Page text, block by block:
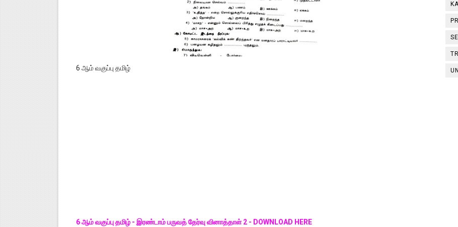
6 ஆம் வகுப்பு தமிழ்
6 ஆம் வகுப்பு தமிழ் - இரண்டாம் பருவத் தேர்வு வினாத்தாள் 2 - DOWNLOAD HERE